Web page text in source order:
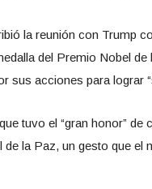
la reunión con Trump
del Premio Nobel
sus acciones para lograr
tuvo el “gran honor”
la Paz, un gesto que el